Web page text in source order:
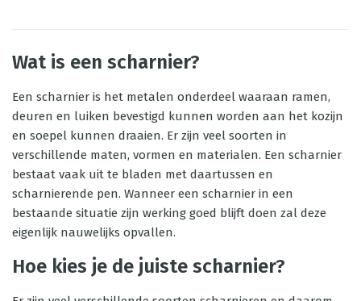
Wat is een scharnier?
Een scharnier is het metalen onderdeel waaraan ramen,
deuren en luiken bevestigd kunnen worden aan het kozijn
en soepel kunnen draaien. Er zijn veel soorten in
verschillende maten, vormen en materialen. Een scharnier
bestaat vaak uit te bladen met daartussen en
scharnierende pen. Wanneer een scharnier in een
bestaande situatie zijn werking goed blijft doen zal deze
eigenlijk nauwelijks opvallen.
Hoe kies je de juiste scharnier?